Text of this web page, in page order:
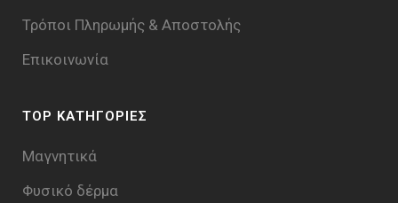
Τρόποι Πληρωμής & Aποστολής
Επικοινωνία
TOP ΚΑΤΗΓΟΡΙΕΣ
Μαγνητικά
Φυσικό δέρμα